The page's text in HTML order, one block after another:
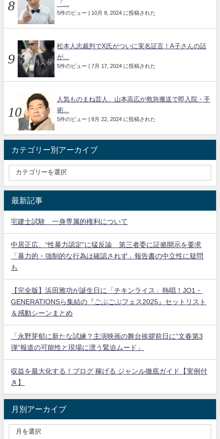
「...
5件のビュー | 10月 8, 2024 に投稿された
松本人志裁判でX氏がついに実名証言！A子さんの話
が...
5件のビュー | 7月 17, 2024 に投稿された
人気ものまね芸人、山本高広が救急搬送で即入院・手
術...
5件のビュー | 8月 22, 2024 に投稿された
カテゴリー別アーカイブ
最新記事
宅建士試験 一身専属的権利について
中居正広、“性暴力認定”に猛反論 第三者委に証拠開示を要求
「暴力的・強制的な行為は確認されず」報告書の中立性に疑問
も
【完全版】浜田雅功が誕生日に「チキンライス」熱唱！JO1・
GENERATIONSら集結の『ごぶごぶフェス2025』セットリスト
＆感動シーンまとめ
「永野芽郁に新たな試練？主演映画の舞台挨拶前日に“文春第3
弾”報道の可能性と現場に漂う緊迫ムード」
収益を最大化する！ブログ 稼げる ジャンル徹底ガイド【実例付
き】
月別アーカイブ